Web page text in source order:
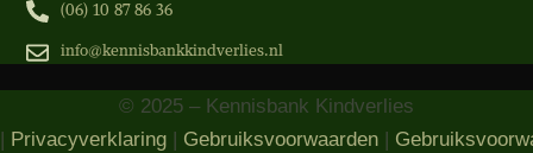
(06) 10 87 86 36‬
info@kennisbankkindverlies.nl
© 2025 – Kennisbank Kindverlies
Privacyverklaring Gebruiksvoorwaarden